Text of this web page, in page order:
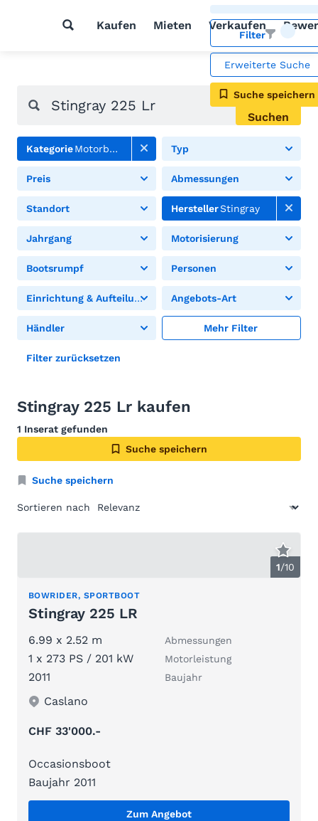
Kaufen Mieten Verkaufen
Filter
Erweiterte Suche
Suche speichern
Suchen
KategorieMotorboote Typ
Preis Abmessungen
Standort HerstellerStingray
Jahrgang Motorisierung
Bootsrumpf Personen
Einrichtung & Aufteilung Angebots-Art
Händler Mehr Filter
Filter zurücksetzen
Stingray 225 Lr kaufen
1 Inserat gefunden
Suche speichern
Suche speichern
Sortieren nach
1/10
BOWRIDER, SPORTBOOT
Stingray 225 LR
6.99 x 2.52 m Abmessungen
1 x 273 PS / 201 kW Motorleistung
2011 Baujahr
Caslano
CHF 33'000.-
Occasionsboot
Baujahr 2011
Zum Angebot